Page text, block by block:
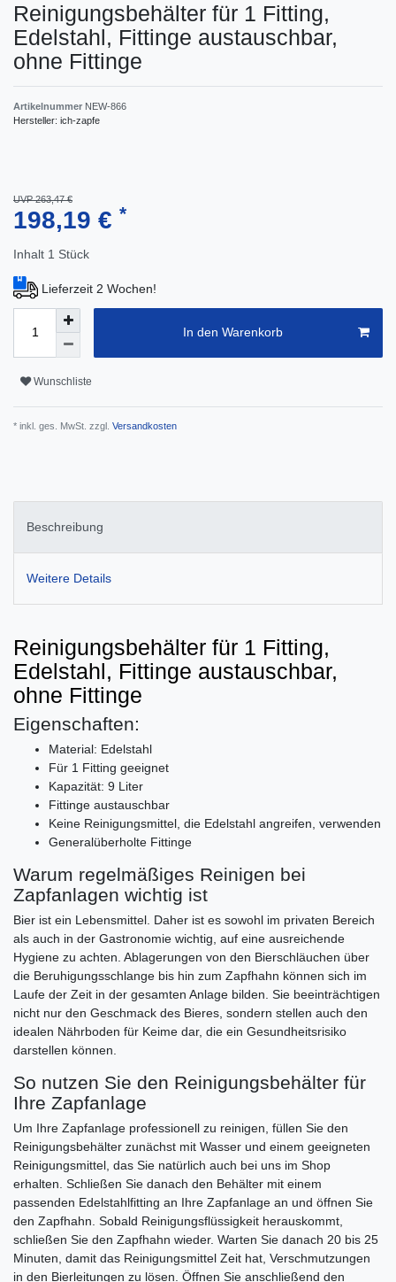
Reinigungsbehälter für 1 Fitting,
Edelstahl, Fittinge austauschbar,
ohne Fittinge
Artikelnummer NEW-866
Hersteller: ich-zapfe
UVP 263,47 €
198,19 € *
Inhalt 1 Stück
Lieferzeit 2 Wochen!
In den Warenkorb
Wunschliste
* inkl. ges. MwSt. zzgl. Versandkosten
Beschreibung
Weitere Details
Reinigungsbehälter für 1 Fitting,
Edelstahl, Fittinge austauschbar,
ohne Fittinge
Eigenschaften:
Material: Edelstahl
Für 1 Fitting geeignet
Kapazität: 9 Liter
Fittinge austauschbar
Keine Reinigungsmittel, die Edelstahl angreifen, verwenden
Generalüberholte Fittinge
Warum regelmäßiges Reinigen bei
Zapfanlagen wichtig ist
Bier ist ein Lebensmittel. Daher ist es sowohl im privaten Bereich
als auch in der Gastronomie wichtig, auf eine ausreichende
Hygiene zu achten. Ablagerungen von den Bierschläuchen über
die Beruhigungsschlange bis hin zum Zapfhahn können sich im
Laufe der Zeit in der gesamten Anlage bilden. Sie beeinträchtigen
nicht nur den Geschmack des Bieres, sondern stellen auch den
idealen Nährboden für Keime dar, die ein Gesundheitsrisiko
darstellen können.
So nutzen Sie den Reinigungsbehälter für
Ihre Zapfanlage
Um Ihre Zapfanlage professionell zu reinigen, füllen Sie den
Reinigungsbehälter zunächst mit Wasser und einem geeigneten
Reinigungsmittel, das Sie natürlich auch bei uns im Shop
erhalten. Schließen Sie danach den Behälter mit einem
passenden Edelstahlfitting an Ihre Zapfanlage an und öffnen Sie
den Zapfhahn. Sobald Reinigungsflüssigkeit herauskommt,
schließen Sie den Zapfhahn wieder. Warten Sie danach 20 bis 25
Minuten, damit das Reinigungsmittel Zeit hat, Verschmutzungen
in den Bierleitungen zu lösen. Öffnen Sie anschließend den